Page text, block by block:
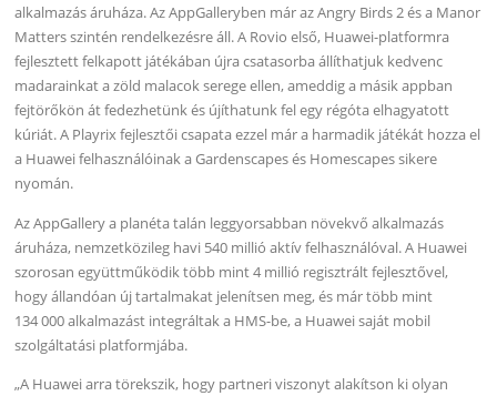
alkalmazás áruháza. Az AppGalleryben már az Angry Birds 2 és a Manor
Matters szintén rendelkezésre áll. A Rovio első, Huawei-platformra
fejlesztett felkapott játékában újra csatasorba állíthatjuk kedvenc
madarainkat a zöld malacok serege ellen, ameddig a másik appban
fejtörőkön át fedezhetünk és újíthatunk fel egy régóta elhagyatott
kúriát. A Playrix fejlesztői csapata ezzel már a harmadik játékát hozza el
a Huawei felhasználóinak a Gardenscapes és Homescapes sikere
nyomán.
Az AppGallery a planéta talán leggyorsabban növekvő alkalmazás
áruháza, nemzetközileg havi 540 millió aktív felhasználóval. A Huawei
szorosan együttműködik több mint 4 millió regisztrált fejlesztővel,
hogy állandóan új tartalmakat jelenítsen meg, és már több mint
134 000 alkalmazást integráltak a HMS-be, a Huawei saját mobil
szolgáltatási platformjába.
„A Huawei arra törekszik, hogy partneri viszonyt alakítson ki olyan